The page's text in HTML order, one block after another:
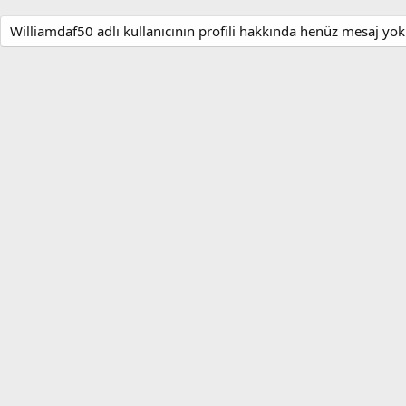
Williamdaf50 adlı kullanıcının profili hakkında henüz mesaj